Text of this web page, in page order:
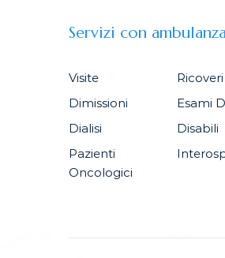
Servizi con
Visite
Ricoveri
Dimissioni
Esami
Dialisi
Disabili
Pazienti
Oncologici